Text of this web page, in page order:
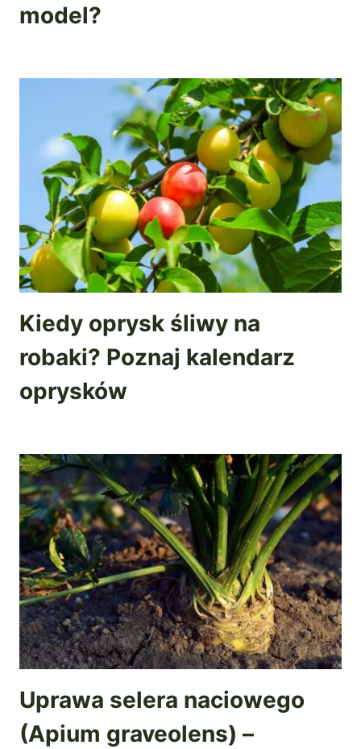
model?
Kiedy oprysk śliwy na
robaki? Poznaj kalendarz
oprysków
Uprawa selera naciowego
(Apium graveolens) –